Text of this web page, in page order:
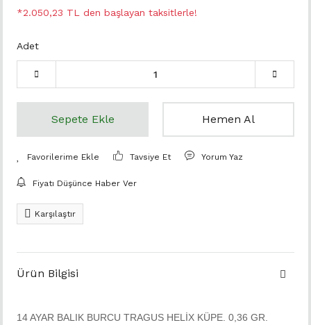
*2.050,23 TL den başlayan taksitlerle!
Adet
Sepete Ekle Hemen Al
Tavsiye Et Yorum Yaz
Fiyatı Düşünce Haber Ver
Karşılaştır
Ürün Bilgisi
14 AYAR BALIK BURCU TRAGUS HELİX KÜPE. 0,36 GR.